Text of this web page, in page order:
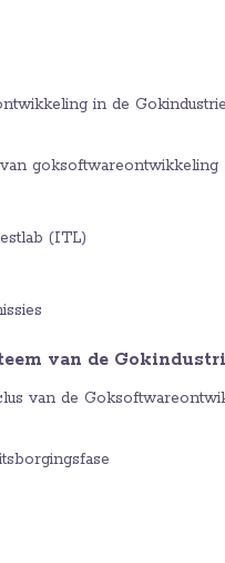
in de Gokindustrie
goksoftwareontwikkeling
(ITL)
van de
van de